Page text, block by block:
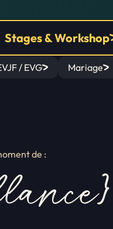
Stages & Workshop
/ EVG Mariage
de :